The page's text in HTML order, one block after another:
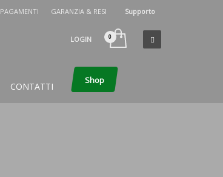
PAGAMENTI GARANZIA & RESI Supporto
LOGIN
CONTATTI
Shop